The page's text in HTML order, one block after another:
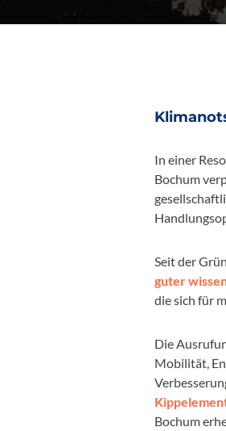
In einer
Bochum
Seit der
guter
die sich für
Die
Mobilität,
Bochum